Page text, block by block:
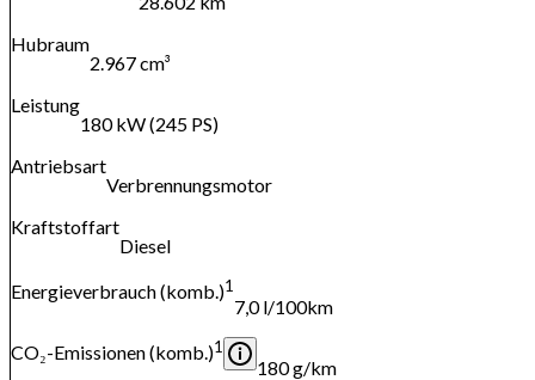
Hubraum
2.967 cm³
Leistung
180 kW (245 PS)
Antriebsart
Verbrennungsmotor
Kraftstoffart
Diesel
Energieverbrauch (komb.)1
7,0 l/100km
CO₂-Emissionen (komb.)1
180 g/km